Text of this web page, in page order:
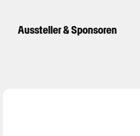
Aussteller & Sponsoren